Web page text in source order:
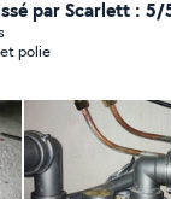
plus de 6 ans.
Entretien jardin potager
Déménagement Course
par Scarlett : 5/
personne reactive et polie